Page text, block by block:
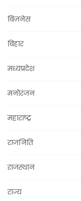
बिज़नेस
बिहार
मध्यप्रदेश
मनोरंजन
महाराष्ट्र
राजनिति
राजस्थान
राज्य